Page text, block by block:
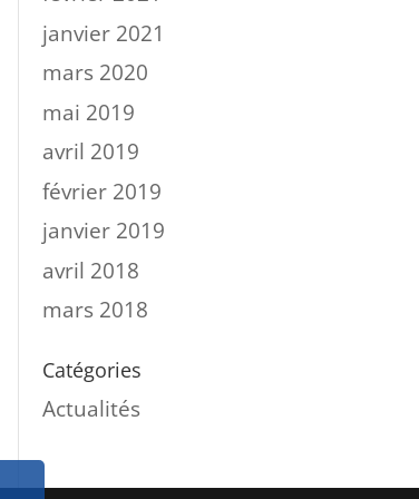
janvier 2021
mars 2020
mai 2019
avril 2019
février 2019
janvier 2019
avril 2018
mars 2018
Catégories
Actualités